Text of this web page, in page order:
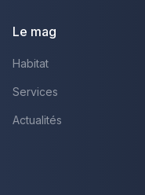
Le mag
Habitat
Services
Actualités